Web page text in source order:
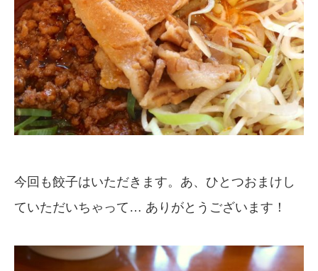
今回も餃子はいただきます。あ、ひとつおまけし
ていただいちゃって… ありがとうございます！